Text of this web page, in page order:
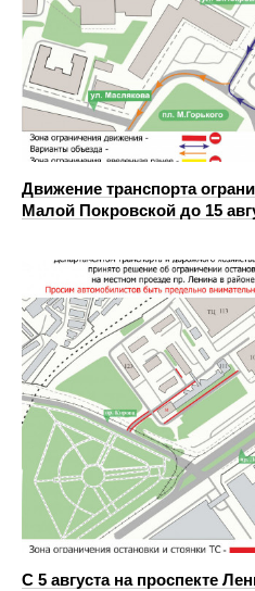
Движение транспорта
Малой Покровской до 15
С 5 августа на проспекте